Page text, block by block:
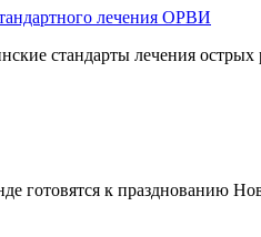
лечения ОРВИ
стандарты лечения
готовятся к празднованию